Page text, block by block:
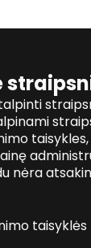
nėra
taisyklės